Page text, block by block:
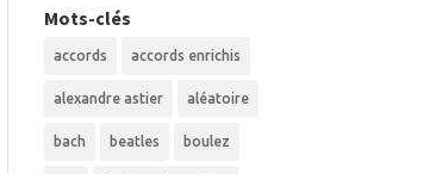
Mots-clés
accords accords enrichis
alexandre astier aléatoire
bach beatles boulez